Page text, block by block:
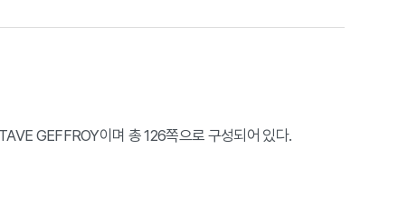
GEFFROY이며 총 126쪽으로 구성되어 있다.